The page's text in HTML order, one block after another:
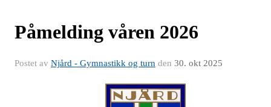
Påmelding våren 2026
Postet av Njård - Gymnastikk og turn den 30. okt 2025